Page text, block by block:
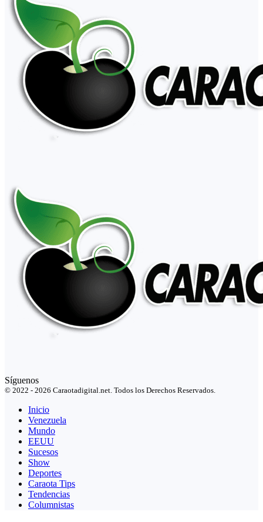
Síguenos
© 2022 - 2026 Caraotadigital.net. Todos los Derechos Reservados.
Inicio
Venezuela
Mundo
EEUU
Sucesos
Show
Deportes
Caraota Tips
Tendencias
Columnistas